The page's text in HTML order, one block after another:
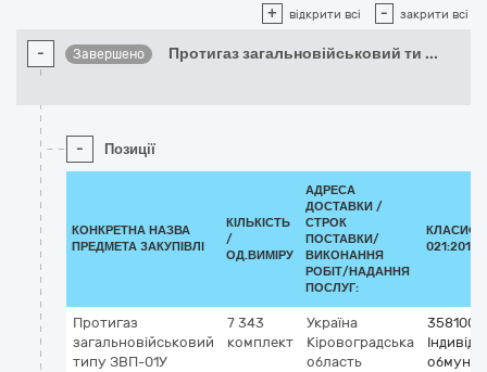
+ відкрити всі - закрити всі
- Завершено Протигаз загальновійськовий ти ...
- Позиції
КОНКРЕТНА НАЗВА
ПРЕДМЕТА ЗАКУПІВЛІ
КІЛЬКІСТЬ
/
ОД.ВИМІРУ
АДРЕСА
ДОСТАВКИ /
СТРОК
ПОСТАВКИ/
ВИКОНАННЯ
РОБІТ/НАДАННЯ
ПОСЛУГ:
021:2015
Протигаз
загальновійськовий
типу ЗВП-01У
7 343
комплект
Україна
Кіровоградська
область